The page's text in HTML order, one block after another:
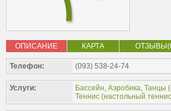
ОПИСАНИЕ КАРТА
Телефон: (093) 538-24-74
Услуги: Бассейн, Аэробика, Танцы (
Теннис (настольный теннис